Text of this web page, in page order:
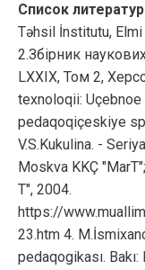
Список
Təhsil İnstitutu,
2.Збiрник
LXXIX, Том 2,
texnoloqii:
pedaqoqiçeskiye
V.S.Kukulina. -
Moskva KKÇ
T", 2004.
https://
23.htm 4.
pedaqogikası.